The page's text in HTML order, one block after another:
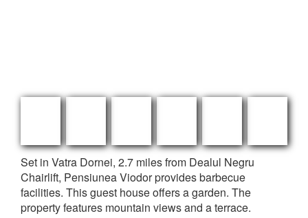
Set in Vatra Dornei, 2.7 miles from Dealul Negru
Chairlift, Pensiunea Viodor provides barbecue
facilities. This guest house offers a garden. The
property features mountain views and a terrace.